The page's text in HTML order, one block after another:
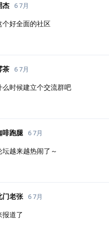
杰 6 7月
个好全面的社区
茶 6 7月
么时候建立个交流群吧
啡跑腿 6 7月
坛越来越热闹了～
门老张 6 7月
报道了